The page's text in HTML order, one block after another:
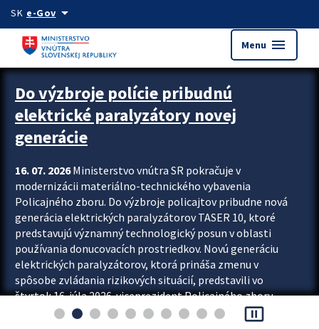
Preskocit na hlavný obsah
SK e-Govarrow_drop_down
Menu menu
Zastavit automatický posun upútavok
Do výzbroje polície pribudnú
elektrické paralyzátory novej
generácie
16. 07. 2026Ministerstvo vnútra SR pokračuje v
modernizácii materiálno-technického vybavenia
Policajného zboru. Do výzbroje policajtov pribudne nová
generácia elektrických paralyzátorov TASER 10, ktoré
predstavujú významný technologický posun v oblasti
používania donucovacích prostriedkov. Novú generáciu
elektrických paralyzátorov, ktorá prináša zmenu v
spôsobe zvládania rizikových situácií, predstavili vo
štvrtok 16. júla 2026 viceprezident Policajného zboru
Rastislav Polakovič a riaditeľ odboru výcviku...
pause_presentation